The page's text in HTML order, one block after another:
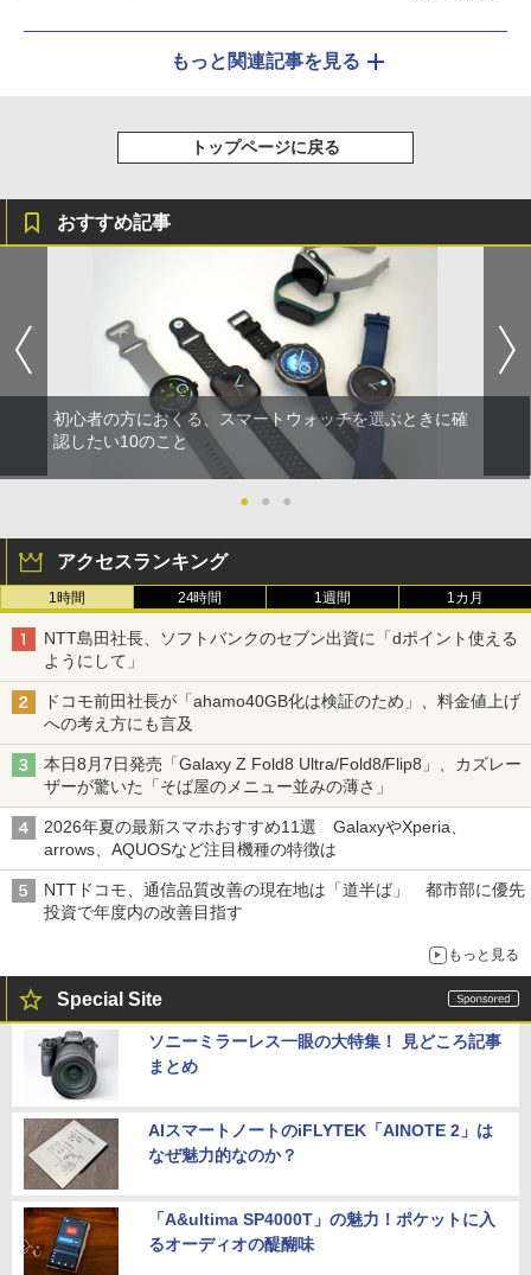
もっと関連記事を見る
トップページに戻る
おすすめ記事
初心者の方におくる、スマートウォッチを選ぶときに確
認したい10のこと
● ● ●
アクセスランキング
1時間 24時間 1週間 1カ月
NTT島田社長、ソフトバンクのセブン出資に「dポイント使える
ようにして」
ドコモ前田社長が「ahamo40GB化は検証のため」、料金値上げ
への考え方にも言及
本日8月7日発売「Galaxy Z Fold8 Ultra/Fold8/Flip8」、カズレー
ザーが驚いた「そば屋のメニュー並みの薄さ」
2026年夏の最新スマホおすすめ11選 GalaxyやXperia、
arrows、AQUOSなど注目機種の特徴は
NTTドコモ、通信品質改善の現在地は「道半ば」 都市部に優先
投資で年度内の改善目指す
もっと見る
Special Site
ソニーミラーレス一眼の大特集！ 見どころ記事
まとめ
AIスマートノートのiFLYTEK「AINOTE 2」は
なぜ魅力的なのか？
「A&ultima SP4000T」の魅力！ポケットに入
るオーディオの醍醐味